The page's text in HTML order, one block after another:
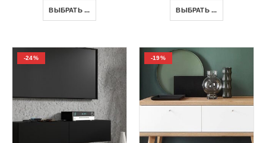
ВЫБРАТЬ ... ВЫБРАТЬ ...
-24% -19%